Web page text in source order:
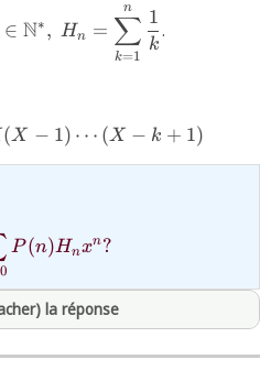
\ et : \ }\forall \ n\in
∈ N∗ , Hn =
k=1
∑
n
k
1
.
{\forall \ k\in
(X − 1) ⋯ (X − k + 1)
0
P (n)Hnxn?
la réponse